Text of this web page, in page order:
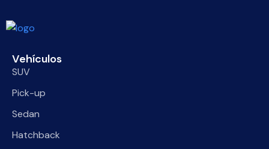
Vehículos
SUV
Pick-up
Sedan
Hatchback